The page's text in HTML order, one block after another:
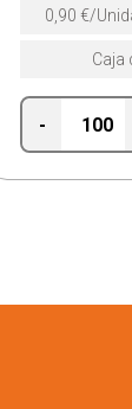
0,90 €/
Caja
-